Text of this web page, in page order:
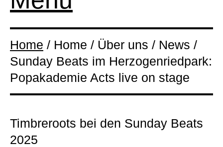
Home / Home / Über uns / News /
Sunday Beats im Herzogenriedpark:
Popakademie Acts live on stage
Timbreroots bei den Sunday Beats
2025